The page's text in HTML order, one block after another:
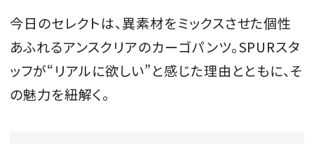
会員登録
Log in or Sign up
今日のセレクトは、異素材をミックスさせた個性
あふれるアンスクリアのカーゴパンツ。SPURスタ
ッフが“リアルに欲しい”と感じた理由とともに、そ
の魅力を紐解く。